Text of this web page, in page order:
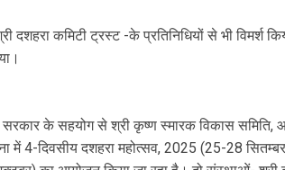
कमिटी ट्रस्ट -के प्रतिनिधियों से भी विमर्श
सरकार के सहयोग से श्री कृष्ण स्मारक विकास समिति,
में 4-दिवसीय दशहरा महोत्सव, 2025 (25-28